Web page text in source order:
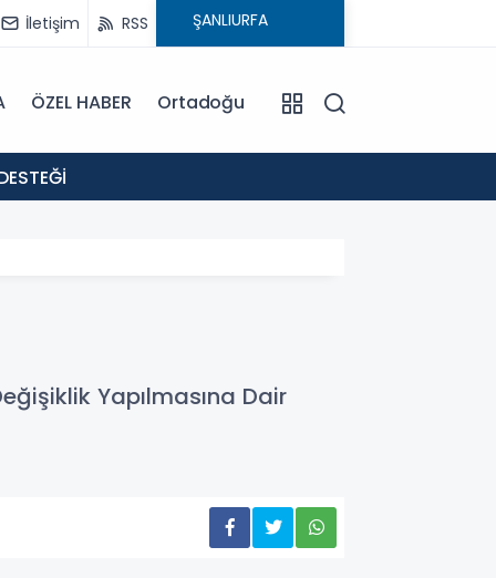
İletişim RSS
ÖZEL HABER Ortadoğu
Yapılmasına Dair